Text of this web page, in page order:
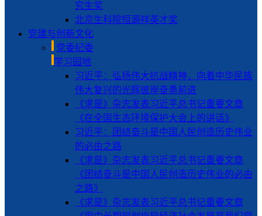
究生奖
北京生科院恒源祥英才奖
党建与创新文化
党委纪委
学习园地
习近平：弘扬伟大抗战精神，向着中华民族
伟大复兴的光辉彼岸奋勇前进
《求是》杂志发表习近平总书记重要文章
《在全国生态环境保护大会上的讲话》
习近平：团结奋斗是中国人民创造历史伟业
的必由之路
《求是》杂志发表习近平总书记重要文章
《团结奋斗是中国人民创造历史伟业的必由
之路》
《求是》杂志发表习近平总书记重要文章